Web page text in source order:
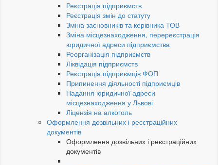
Реєстрація підприємств
Реєстрація змін до статуту
Зміна засновників та керівника ТОВ
Зміна місцезнаходження, перереєстрація
юридичної адреси підприємства
Реорганізація підприємств
Ліквідація підприємств
Реєстрація підприємців ФОП
Припинення діяльності підприємців
Надання юридичної адреси
місцезнаходження у Львові
Ліцензія на алкоголь
Оформлення дозвільних і реєстраційних
документів
Оформлення дозвільних і реєстраційних
документів